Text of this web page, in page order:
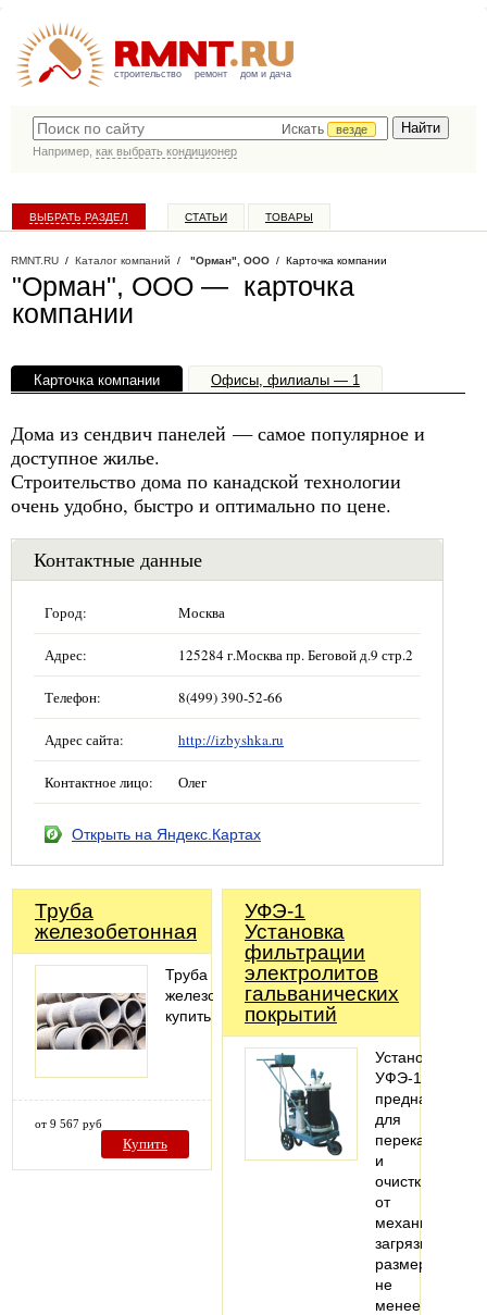
строительство ремонт дом и дача
Искать
везде
Например, как выбрать кондиционер
ВЫБРАТЬ РАЗДЕЛ СТАТЬИ ТОВАРЫ
RMNT.RU / Каталог компаний / "Орман", ООО / Карточка компании
"Орман", ООО — карточка
компании
Карточка компании Офисы, филиалы — 1
Дома из сендвич панелей — самое популярное и
доступное жилье.
Строительство дома по канадской технологии
очень удобно, быстро и оптимально по цене.
Контактные данные
Город: Москва
Адрес: 125284 г.Москва пр. Беговой д.9 стр.2
Телефон: 8(499) 390-52-66
Адрес сайта: http://izbyshka.ru
Контактное лицо: Олег
Открыть на Яндекс.Картах
Труба
железобетонная
Труба
железобетонная
купить
от 9 567 руб
Купить
УФЭ-1
Установка
фильтрации
электролитов
гальванических
покрытий
Установка
УФЭ-1
предназначена
для
перекачивания
и
очистки
от
механических
загрязнений
размерами
не
менее